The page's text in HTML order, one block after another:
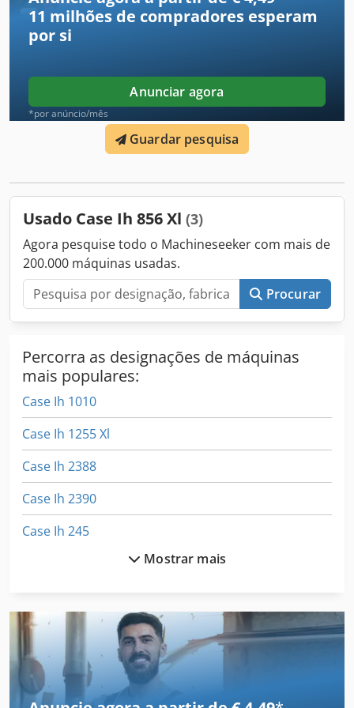
descrito. Outros itens eventualmente visíveis nas imagens
podem pertencer a outra oferta. Reservamo-nos o direito
de corrigir possíveis erros. Número de inventário: 2926-26
11 milhões de compradores esperam
por si
Anunciar agora
*por anúncio/mês
Guardar pesquisa
Usado Case Ih 856 Xl (3)
Agora pesquise todo o Machineseeker com mais de
200.000 máquinas usadas.
Procurar
Percorra as designações de máquinas
mais populares:
Case Ih 1010
Case Ih 1255 Xl
Case Ih 2388
Case Ih 2390
Case Ih 245
Case Ih 5400
Case Ih 633
Case Ih 733 A
Mostrar mais